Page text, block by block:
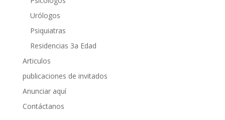
Urólogos
Psiquiatras
Residencias 3a Edad
Articulos
publicaciones de invitados
Anunciar aquí
Contáctanos